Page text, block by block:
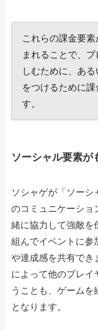
これらの課金要
まれることで、
しむために、あ
をつけるために
す。
ソーシャル要素が
ソシャゲが「ソーシ
のコミュニケーショ
緒に協力して強敵を
組んでイベントに参
や達成感を共有でき
によって他のプレイ
うことも、ゲーム
となります。